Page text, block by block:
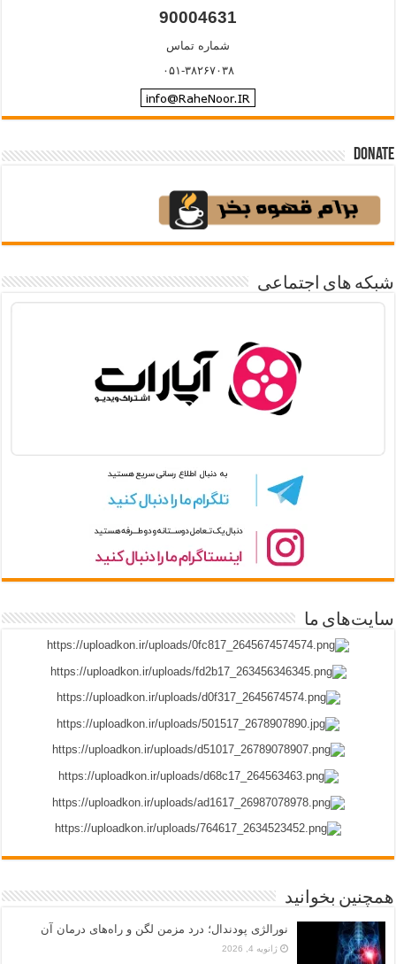
90004631
شماره تماس
۰۵۱-۳۸۲۶۷۰۳۸
Donate
شبکه های اجتماعی
سایت‌های ما
همچنین بخوانید
نورالژی پودندال؛ درد مزمن لگن و راه‌های درمان آن
ژانویه 4, 2026